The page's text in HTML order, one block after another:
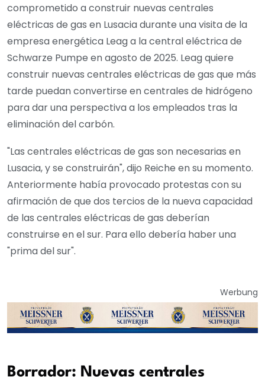
comprometido a construir nuevas centrales
eléctricas de gas en Lusacia durante una visita de la
empresa energética Leag a la central eléctrica de
Schwarze Pumpe en agosto de 2025. Leag quiere
construir nuevas centrales eléctricas de gas que más
tarde puedan convertirse en centrales de hidrógeno
para dar una perspectiva a los empleados tras la
eliminación del carbón.
"Las centrales eléctricas de gas son necesarias en
Lusacia, y se construirán", dijo Reiche en su momento.
Anteriormente había provocado protestas con su
afirmación de que dos tercios de la nueva capacidad
de las centrales eléctricas de gas deberían
construirse en el sur. Para ello debería haber una
"prima del sur".
Werbung
Borrador: Nuevas centrales